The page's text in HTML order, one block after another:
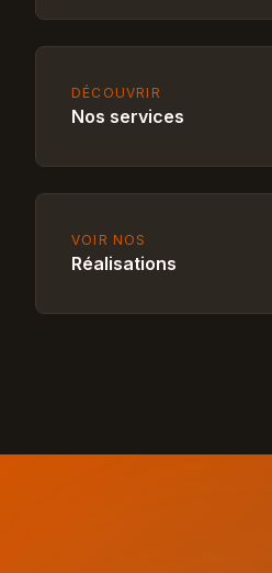
DÉCOUVRIR
Nos services
VOIR NOS
Réalisations